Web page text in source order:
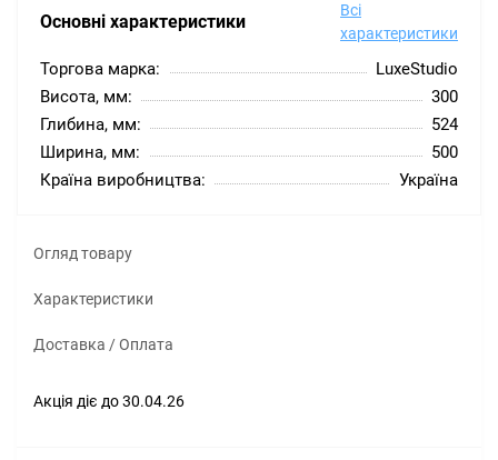
Основні характеристики
Всі
характеристики
Торгова марка:
LuxeStudio
Висота, мм:
300
Глибина, мм:
524
Ширина, мм:
500
Країна виробництва:
Україна
Огляд товару
Характеристики
Доставка / Оплата
Акція діє до 30.04.26